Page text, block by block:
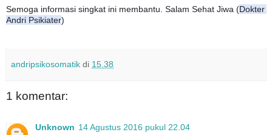
Semoga informasi singkat ini membantu. Salam Sehat Jiwa (Dokter
Andri Psikiater)
andripsikosomatik di 15.38
1 komentar:
Unknown 14 Agustus 2016 pukul 22.04